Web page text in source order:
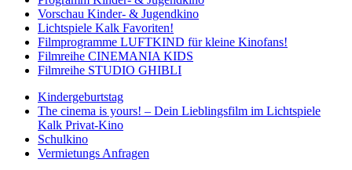
Vorschau Kinder- & Jugendkino
Lichtspiele Kalk Favoriten!
Filmprogramme LUFTKIND für kleine Kinofans!
Filmreihe CINEMANIA KIDS
Filmreihe STUDIO GHIBLI
Kindergeburtstag
The cinema is yours! – Dein Lieblingsfilm im Lichtspiele
Kalk Privat-Kino
Schulkino
Vermietungs Anfragen